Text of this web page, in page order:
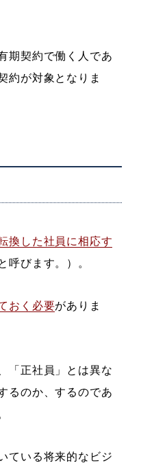
期契約で働く人であ
約が対象となりま
換した社員に相応す
呼びます。）。
おく必要がありま
「正社員」とは異な
るのか、するのであ
ている将来的なビジ